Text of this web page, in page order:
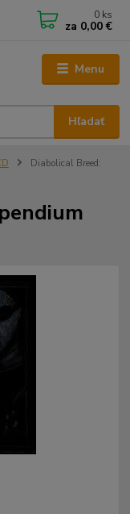
Menu
Hľadať
0 ks
za 0,00 €
Diabolical Breed: